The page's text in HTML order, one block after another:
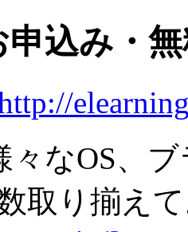
申込み・
々なOS、
取り揃え